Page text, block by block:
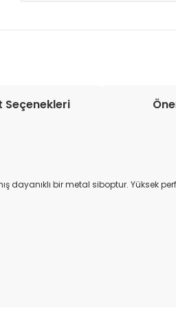
Seçenekleri
dayanıklı bir metal siboptur. Yüksek